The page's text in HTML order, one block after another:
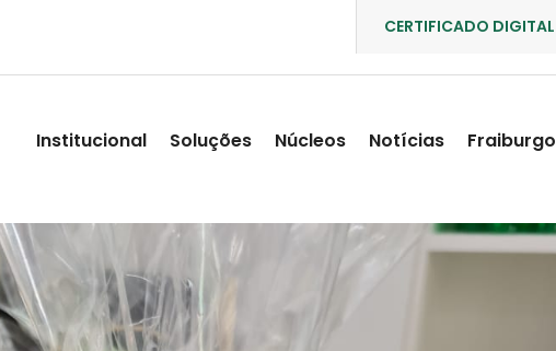
CERTIFICADO DIGITAL
Institucional Soluções Núcleos Notícias Fraiburgo